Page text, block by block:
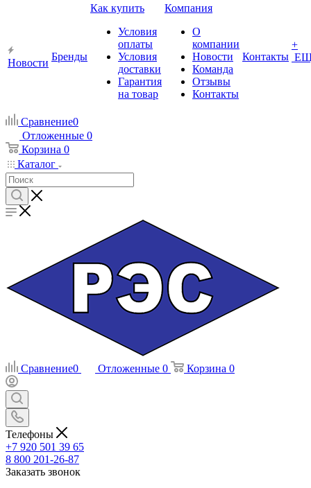
Новости
Бренды
Как купить
Условия
оплаты
Условия
доставки
Гарантия
на товар
Компания
О
компании
Новости
Команда
Отзывы
Контакты
Контакты
+
Сравнение0
Отложенные 0
Корзина 0
Каталог
Сравнение0 Отложенные 0 Корзина 0
Телефоны
+7 920 501 39 65
8 800 201-26-87
Заказать звонок